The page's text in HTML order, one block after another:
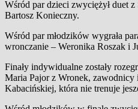
Wśród par dzieci zwyciężył duet
Bartosz Konieczny.
Wśród par młodzików wygrała
wronczanie – Weronika Roszak i
Finały indywidualne zostały
Maria Pajor z Wronek, zawodnicy
Kabacińskiej, która nie trenuje